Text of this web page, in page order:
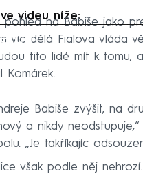
videu níže:
pohled na Babiše jako
víc dělá Fialova vláda
tito lidé mít k tomu,
Komárek.
Babiše zvýšit, na
a nikdy neodstupuje,“
„Je takříkajíc
však podle něj